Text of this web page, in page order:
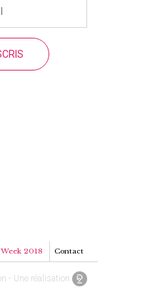
2018 Contact
- Une réalisation